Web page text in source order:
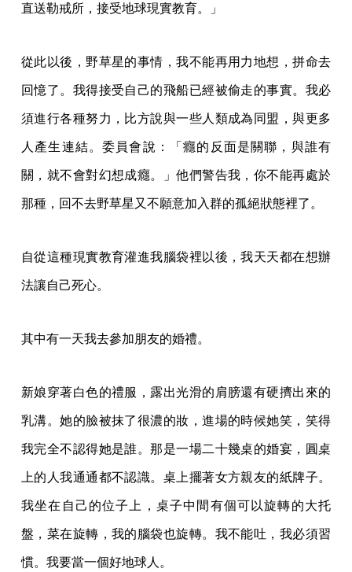
直送勒戒所，接受地球現實教育。」
從此以後，野草星的事情，我不能再用力地想，拼命去
回憶了。我得接受自己的飛船已經被偷走的事實。我必
須進行各種努力，比方說與一些人類成為同盟，與更多
人產生連結。委員會說：「癮的反面是關聯，與誰有
關，就不會對幻想成癮。」他們警告我，你不能再處於
那種，回不去野草星又不願意加入群的孤絕狀態裡了。
自從這種現實教育灌進我腦袋裡以後，我天天都在想辦
法讓自己死心。
其中有一天我去參加朋友的婚禮。
新娘穿著白色的禮服，露出光滑的肩膀還有硬擠出來的
乳溝。她的臉被抹了很濃的妝，進場的時候她笑，笑得
我完全不認得她是誰。那是一場二十幾桌的婚宴，圓桌
上的人我通通都不認識。桌上擺著女方親友的紙牌子。
我坐在自己的位子上，桌子中間有個可以旋轉的大托
盤，菜在旋轉，我的腦袋也旋轉。我不能吐，我必須習
慣。我要當一個好地球人。